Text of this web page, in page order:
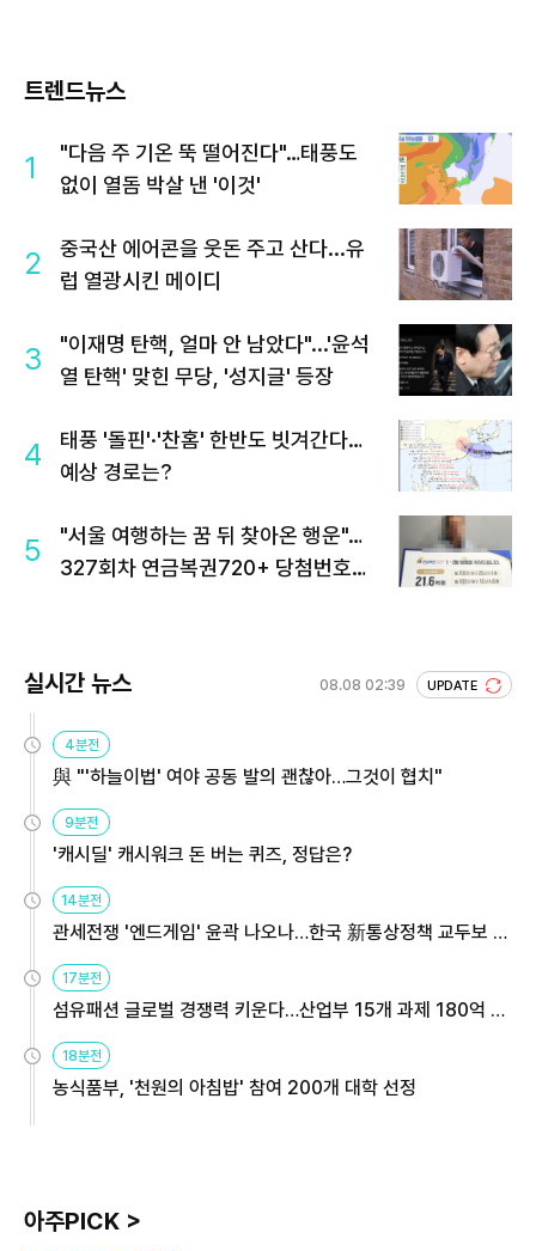
트렌드뉴스
1
"다음 주 기온 뚝 떨어진다"…태풍도
없이 열돔 박살 낸 '이것'
2
중국산 에어콘을 웃돈 주고 산다...유
럽 열광시킨 메이디
3
"이재명 탄핵, 얼마 안 남았다"...'윤석
열 탄핵' 맞힌 무당, '성지글' 등장
4
태풍 '돌핀'·'찬홈' 한반도 빗겨간다…
예상 경로는?
5
"서울 여행하는 꿈 뒤 찾아온 행운"…
327회차 연금복권720+ 당첨번호조
실시간 뉴스 08.08 02:39 UPDATE
4분전
與 "'하늘이법' 여야 공동 발의 괜찮아…그것이 협치"
9분전
'캐시딜' 캐시워크 돈 버는 퀴즈, 정답은?
14분전
관세전쟁 '엔드게임' 윤곽 나오나…한국 新통상정책 교두보 활
17분전
섬유패션 글로벌 경쟁력 키운다…산업부 15개 과제 180억 지
18분전
농식품부, '천원의 아침밥' 참여 200개 대학 선정
아주PICK >